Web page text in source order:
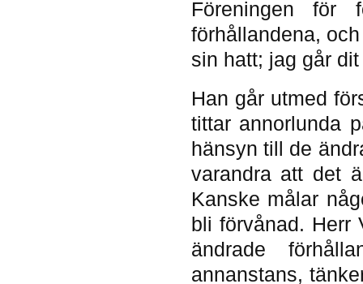
Föreningen för
förhållandena,
sin hatt; jag går
Han går utmed
tittar annorlunda
hänsyn till de
varandra att det
Kanske målar
bli förvånad. Herr
ändrade
annanstans,